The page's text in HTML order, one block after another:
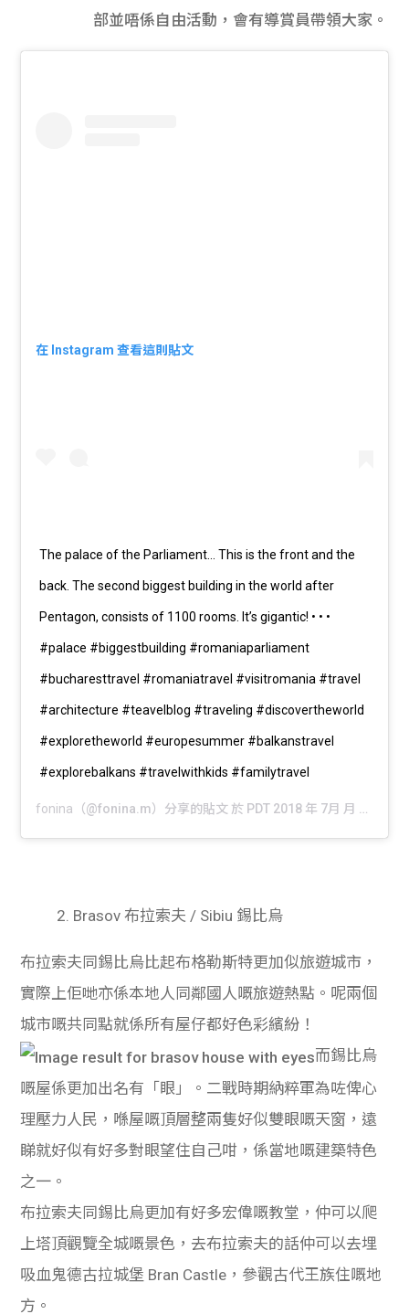
部並唔係自由活動，會有導賞員帶領大家。
在 Instagram 查看這則貼文
The palace of the Parliament… This is the front and the
back. The second biggest building in the world after
Pentagon, consists of 1100 rooms. It’s gigantic! • • •
#palace #biggestbuilding #romaniaparliament
#bucharesttravel #romaniatravel #visitromania #travel
#architecture #teavelblog #traveling #discovertheworld
#exploretheworld #europesummer #balkanstravel
#explorebalkans #travelwithkids #familytravel
fonina （@fonina.m）分享的貼文 於 PDT 2018 年 7月 月 31 日 上午 3:40
2. Brasov 布拉索夫 / Sibiu 錫比烏
布拉索夫同錫比烏比起布格勒斯特更加似旅遊城市，
實際上佢哋亦係本地人同鄰國人嘅旅遊熱點。呢兩個
城市嘅共同點就係所有屋仔都好色彩繽紛！
而錫比烏
嘅屋係更加出名有「眼」。二戰時期納粹軍為咗俾心
理壓力人民，喺屋嘅頂層整兩隻好似雙眼嘅天窗，遠
睇就好似有好多對眼望住自己咁，係當地嘅建築特色
之一。
布拉索夫同錫比烏更加有好多宏偉嘅教堂，仲可以爬
上塔頂觀覽全城嘅景色，去布拉索夫的話仲可以去埋
吸血鬼德古拉城堡 Bran Castle，參觀古代王族住嘅地
方。